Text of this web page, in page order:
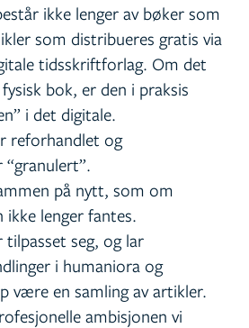
ikke lenger av bøker som
som distribueres gratis via
tidsskriftforlag. Om det
bok, er den i praksis
i det digitale.
reforhandlet og
på nytt, som om
lenger fantes.
tilpasset seg, og lar
i humaniora og
være en samling av artikler.
ambisjonen vi